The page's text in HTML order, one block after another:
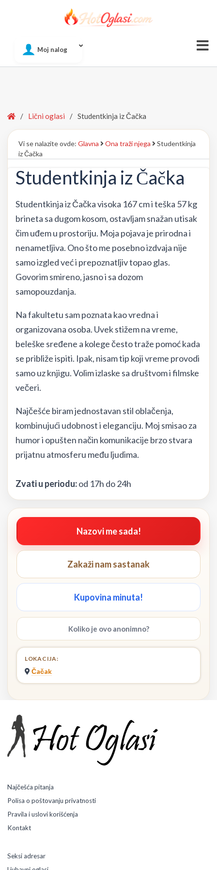
Moj nalog
Home
/ Lični oglasi / Studentkinja iz Čačka
Vi se nalazite ovde: Glavna Ona traži njega
Studentkinja
iz Čačka
Studentkinja iz Čačka
Studentkinja iz Čačka visoka 167 cm i teška 57 kg
brineta sa dugom kosom, ostavljam snažan utisak
čim uđem u prostoriju. Moja pojava je prirodna i
nenametljiva. Ono što me posebno izdvaja nije
samo izgled već i prepoznatljiv topao glas.
Govorim smireno, jasno i sa dozom
samopouzdanja.
Na fakultetu sam poznata kao vredna i
organizovana osoba. Uvek stižem na vreme,
beleške sređene a kolege često traže pomoć kada
se približe ispiti. Ipak, nisam tip koji vreme provodi
samo uz knjigu. Volim izlaske sa društvom i filmske
večeri.
Najčešće biram jednostavan stil oblačenja,
kombinujući udobnost i eleganciju. Moj smisao za
humor i opušten način komunikacije brzo stvara
prijatnu atmosferu među ljudima.
Zvati u periodu:od 17h do 24h
Nazovi me sada!
Zakaži nam sastanak
Kupovina minuta!
Koliko je ovo anonimno?
LOKACIJA:
Čačak
Najčešća pitanja
Polisa o poštovanju privatnosti
Pravila i uslovi korišćenja
Kontakt
Seksi adresar